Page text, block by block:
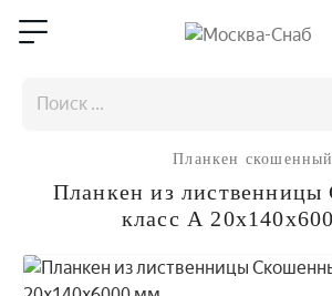
Планкен скошенный
Планкен из
класс А